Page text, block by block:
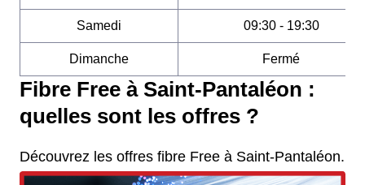
Samedi 09:30 - 19:30
Dimanche Fermé
Fibre Free à Saint-Pantaléon :
quelles sont les offres ?
Découvrez les offres fibre Free à Saint-Pantaléon.